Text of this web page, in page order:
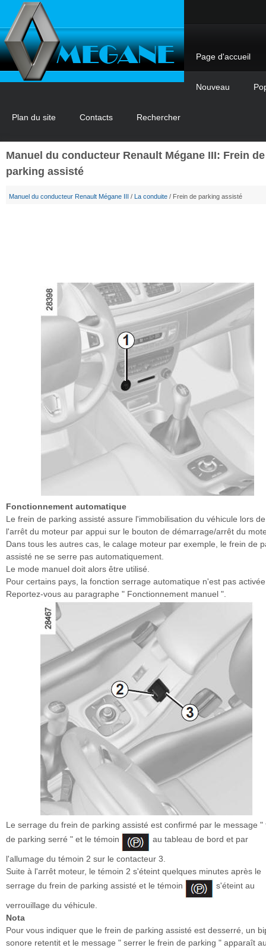
Page d'accueil
Nouveau
Plan du site Contacts Rechercher
Manuel du conducteur Renault Mégane III: Frein de
parking assisté
Manuel du conducteur Renault Mégane III / La conduite / Frein de parking assisté
Fonctionnement automatique
Le frein de parking assisté assure l'immobilisation du véhicule lors de
l'arrêt du moteur par appui sur le bouton de démarrage/arrêt du
Dans tous les autres cas, le calage moteur par exemple, le frein de
assisté ne se serre pas automatiquement.
Le mode manuel doit alors être utilisé.
Pour certains pays, la fonction serrage automatique n'est pas
Reportez-vous au paragraphe " Fonctionnement manuel ".
Le serrage du frein de parking assisté est confirmé par le message "
de parking serré " et le témoin
au tableau de bord et par
l'allumage du témoin 2 sur le contacteur 3.
Suite à l'arrêt moteur, le témoin 2 s'éteint quelques minutes après le
serrage du frein de parking assisté et le témoin
s'éteint au
verrouillage du véhicule.
Nota
Pour vous indiquer que le frein de parking assisté est desserré, un
sonore retentit et le message " serrer le frein de parking " apparaît